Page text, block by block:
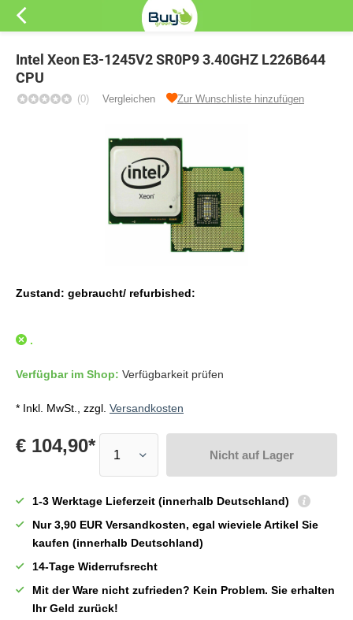
Intel Xeon E3-1245V2 SR0P9 3.40GHZ L226B644
CPU
(0) Vergleichen Zur Wunschliste hinzufügen
Zustand: gebraucht/ refurbished:
.
Verfügbar im Shop: Verfügbarkeit prüfen
* Inkl. MwSt., zzgl. Versandkosten
€ 104,90* Nicht auf Lager
1-3 Werktage Lieferzeit (innerhalb Deutschland)
Nur 3,90 EUR Versandkosten, egal wieviele Artikel Sie
kaufen (innerhalb Deutschland)
14-Tage Widerrufsrecht
Mit der Ware nicht zufrieden? Kein Problem. Sie erhalten
Ihr Geld zurück!